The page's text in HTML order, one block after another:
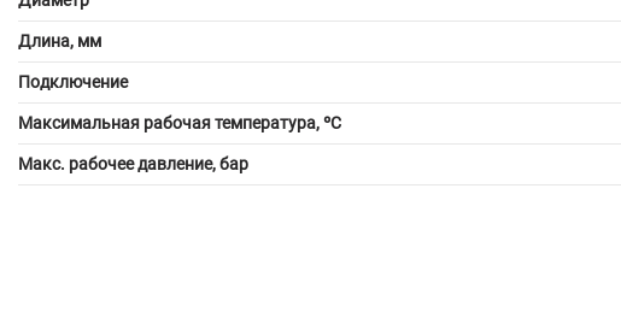
Длина, мм
Подключение
Максимальная рабочая температура, ºС
Макс. рабочее давление, бар